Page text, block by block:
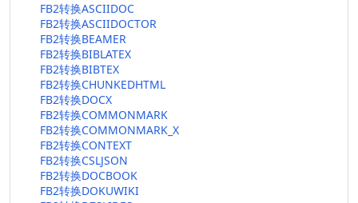
FB2转换ASCIIDOC
FB2转换ASCIIDOCTOR
FB2转换BEAMER
FB2转换BIBLATEX
FB2转换BIBTEX
FB2转换CHUNKEDHTML
FB2转换DOCX
FB2转换COMMONMARK
FB2转换COMMONMARK_X
FB2转换CONTEXT
FB2转换CSLJSON
FB2转换DOCBOOK
FB2转换DOKUWIKI